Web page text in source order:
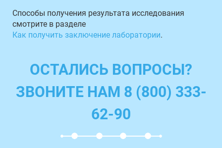
Способы получения результата исследования
смотрите в разделе
Как получить заключение лаборатории.
ОСТАЛИСЬ ВОПРОСЫ?
ЗВОНИТЕ НАМ 8 (800) 333-
62-90